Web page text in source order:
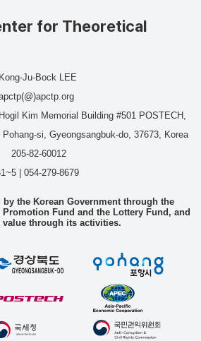
for Theoretical
Kong-Ju-Bock LEE
Hogil Kim Memorial Building #501 POSTECH,
si, Gyeongsangbuk-do, 37673, Korea
205-82-60012
| 054-279-8679
the Korean Government through the
Fund and the Lottery Fund, and
through its activities.